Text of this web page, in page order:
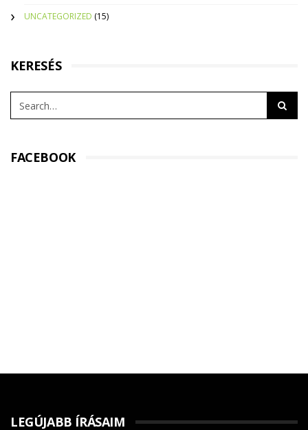
UNCATEGORIZED (15)
KERESÉS
FACEBOOK
LEGÚJABB ÍRÁSAIM